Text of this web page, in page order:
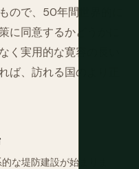
ので、50年間世界的に
に同意するかどうかに
く実用的な寛容の長い
ば、訪れる国のより正
な堤防建設が始まりま